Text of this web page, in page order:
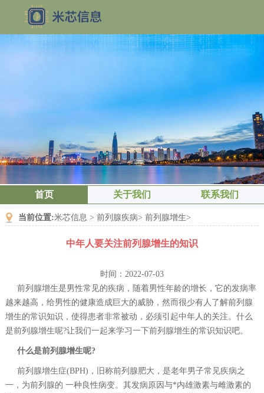
首页 关于我们 联系我们
当前位置:米芯信息 >前列腺疾病>前列腺增生>
中年人要关注前列腺增生的知识
时间：2022-07-03
前列腺增生是男性常见的疾病，随着男性年龄的增长，它的发病率
越来越高，给男性的健康造成巨大的威胁，然而很少有人了解前列腺
增生的常识知识，使得患者非常被动，必须引起中年人的关注。什么
是前列腺增生呢?让我们一起来学习一下前列腺增生的常识知识吧。
什么是前列腺增生呢?
前列腺增生症(BPH)，旧称前列腺肥大，是老年男子常见疾病之
一，为前列腺的 一种良性病变。其发病原因与*内雄激素与雌激素的